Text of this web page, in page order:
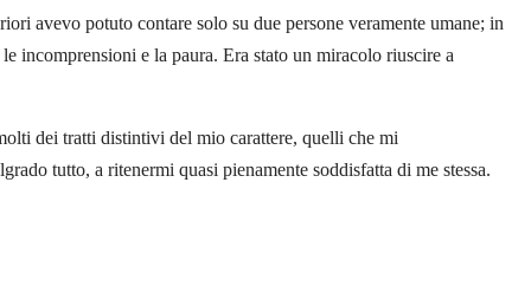
avevo potuto contare solo su due persone veramente umane; in
incomprensioni e la paura. Era stato un miracolo riuscire a
dei tratti distintivi del mio carattere, quelli che mi
tutto, a ritenermi quasi pienamente soddisfatta di me stessa.